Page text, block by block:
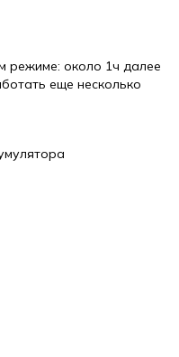
режиме: около 1ч далее
еще несколько